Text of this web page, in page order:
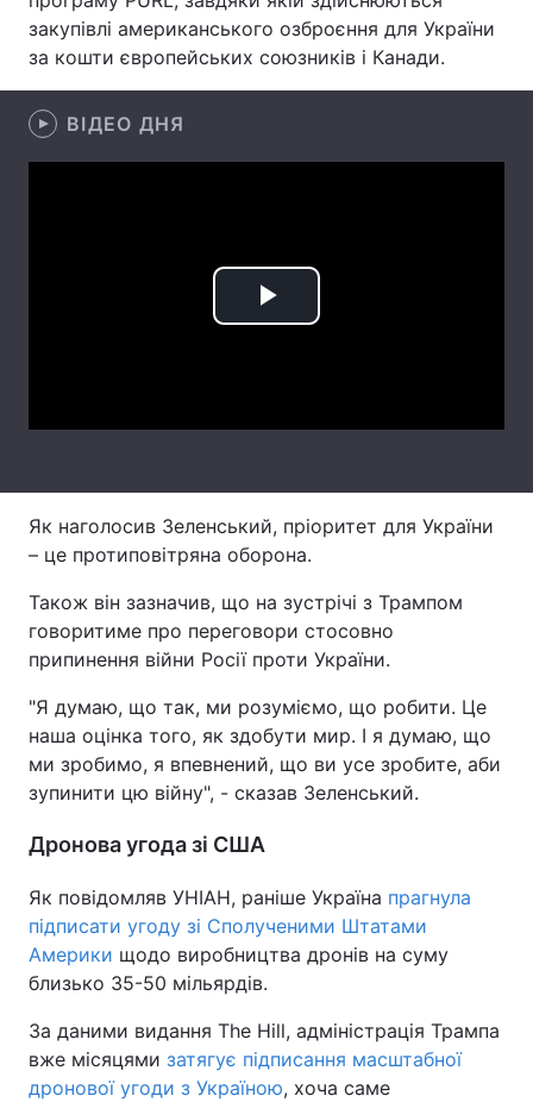
Екологія Регіони
Лонгріди
Відео з Youtube
Тема оформлення
закупівлі американського озброєння для України
за кошти європейських союзників і Канади.
ВІДЕО ДНЯ
Play
Як наголосив Зеленський, пріоритет для України
– це протиповітряна оборона.
Також він зазначив, що на зустрічі з Трампом
говоритиме про переговори стосовно
припинення війни Росії проти України.
"Я думаю, що так, ми розуміємо, що робити. Це
наша оцінка того, як здобути мир. І я думаю, що
ми зробимо, я впевнений, що ви усе зробите, аби
зупинити цю війну", - сказав Зеленський.
Дронова угода зі США
Як повідомляв УНІАН, раніше Україна прагнула
підписати угоду зі Сполученими Штатами
Америки щодо виробництва дронів на суму
близько 35-50 мільярдів.
За даними видання The Hill, адміністрація Трампа
вже місяцями затягує підписання масштабної
дронової угоди з Україною, хоча саме